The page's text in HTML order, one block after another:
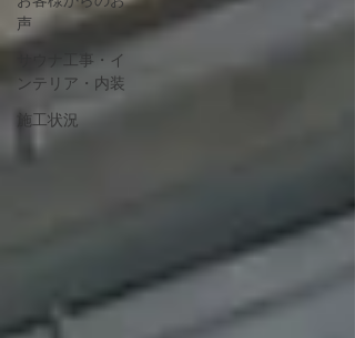
声
サウナ工事・イ
ンテリア・内装
施工状況